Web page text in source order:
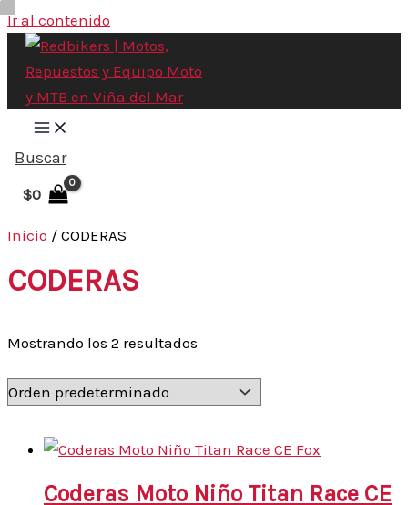
Ir al contenido
Buscar
$0
Inicio / CODERAS
CODERAS
Mostrando los 2 resultados
Coderas Moto Niño Titan Race CE